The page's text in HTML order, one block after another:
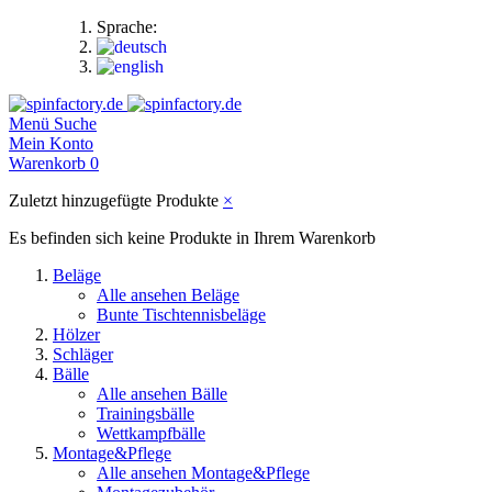
Sprache:
Menü Suche
Mein Konto
Warenkorb 0
Zuletzt hinzugefügte Produkte ×
Es befinden sich keine Produkte in Ihrem Warenkorb
Beläge
Alle ansehen Beläge
Bunte Tischtennisbeläge
Hölzer
Schläger
Bälle
Alle ansehen Bälle
Trainingsbälle
Wettkampfbälle
Montage&Pflege
Alle ansehen Montage&Pflege